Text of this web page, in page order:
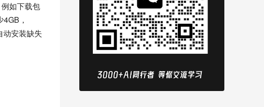
如下载包
，
动安装缺失